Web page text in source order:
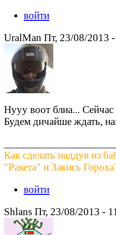
войти
UralMan Пт, 23/08/2013
Нууу воот блиа... Сейчас
Будем дичайше ждать,
Как сделать наддув из
"Ракета" и Закись
войти
Shlans Пт, 23/08/2013 -